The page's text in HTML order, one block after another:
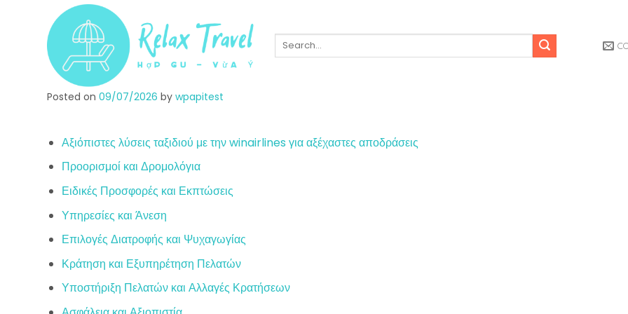
Posted on 09/07/2026 by wpapitest
Αξιόπιστες λύσεις ταξιδιού με την winairlines για αξέχαστες αποδράσεις
Προορισμοί και Δρομολόγια
Ειδικές Προσφορές και Εκπτώσεις
Υπηρεσίες και Άνεση
Επιλογές Διατροφής και Ψυχαγωγίας
Κράτηση και Εξυπηρέτηση Πελατών
Υποστήριξη Πελατών και Αλλαγές Κρατήσεων